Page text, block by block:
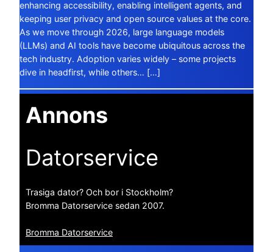
enhancing accessibility, enabling intelligent agents, and
keeping user privacy and open source values at the core.
As we move through 2026, large language models
(LLMs) and AI tools have become ubiquitous across the
tech industry. Adoption varies widely – some projects
dive in headfirst, while others… […]
Annons
Datorservice
Trasiga dator? Och bor i Stockholm?
Bromma Datorservice sedan 2007.
Bromma Datorservice